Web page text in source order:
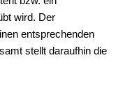
wird. Der
entsprechenden
stellt daraufhin die